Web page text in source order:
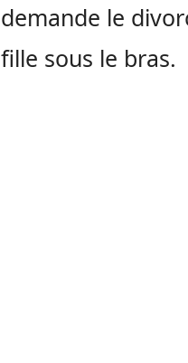
demande le
fille sous le bras.